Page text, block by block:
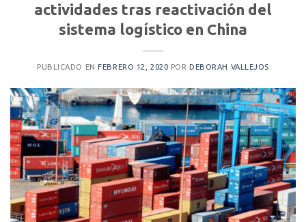
actividades tras reactivación del
sistema logístico en China
PUBLICADO ENFEBRERO 12, 2020 PORDEBORAH VALLEJOS